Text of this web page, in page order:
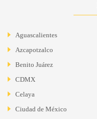
Aguascalientes
Azcapotzalco
Benito Juárez
CDMX
Celaya
Ciudad de México